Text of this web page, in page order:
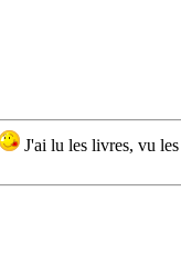
J'ai lu les livres, vu